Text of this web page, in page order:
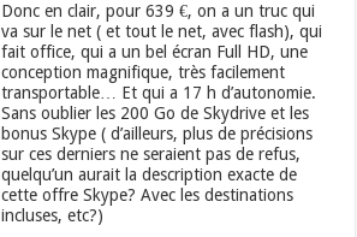
Donc en clair, pour 639 €, on a un truc qui
va sur le net ( et tout le net, avec flash), qui
fait office, qui a un bel écran Full HD, une
conception magnifique, très facilement
transportable… Et qui a 17 h d’autonomie.
Sans oublier les 200 Go de Skydrive et les
bonus Skype ( d’ailleurs, plus de précisions
sur ces derniers ne seraient pas de refus,
quelqu’un aurait la description exacte de
cette offre Skype? Avec les destinations
incluses, etc?)